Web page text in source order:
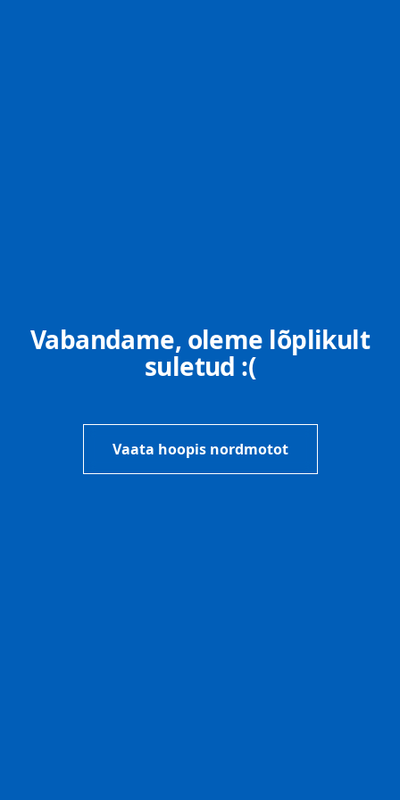
Vabandame, oleme lõplikult
suletud :(
Vaata hoopis nordmotot